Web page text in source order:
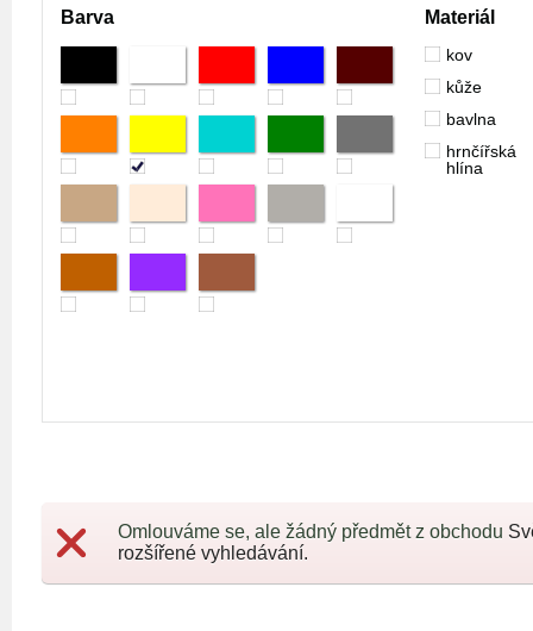
Barva Materiál
kov
kůže
bavlna
hrnčířská
hlína
Omlouváme se, ale žádný předmět z obchodu
rozšířené vyhledávání.